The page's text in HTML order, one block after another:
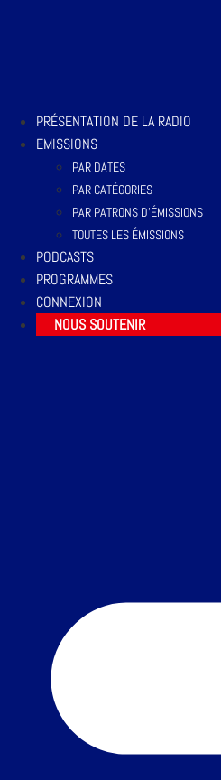
PRÉSENTATION DE LA RADIO
EMISSIONS
PAR DATES
PAR CATÉGORIES
PAR PATRONS D’ÉMISSIONS
TOUTES LES ÉMISSIONS
PODCASTS
PROGRAMMES
CONNEXION
NOUS SOUTENIR